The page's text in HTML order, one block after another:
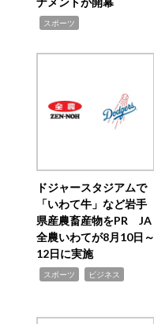
スポーツ
ドジャースタジアムで
「いわて牛」など岩手
県産農畜産物をPR JA
全農いわてが8月10日～
12日に実施
スポーツ ビジネス